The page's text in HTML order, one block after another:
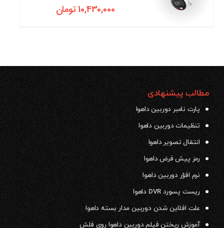
10,430,000تومان
مطالب پیشنهادی
پارت نامبر دوربین داهوا
تنظیمات دوربین داهوا
انتقال تصویر داهوا
رمز پیش فرض داهوا
نرم افزار دوربین داهوا
ریست پسورد DVR داهوا
علت افلاین شدن دوربین مدار بسته داهوا
آموزش ریختن فیلم دوربین داهوا روی فلش